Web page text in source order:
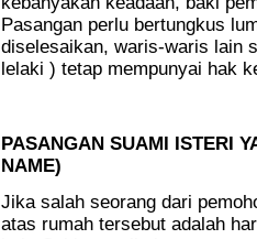
Pasangan perlu bertungkus
diselesaikan, waris-waris lain
lelaki ) tetap mempunyai hak
PASANGAN SUAMI ISTERI
NAME)
Jika salah seorang dari
atas rumah tersebut adalah